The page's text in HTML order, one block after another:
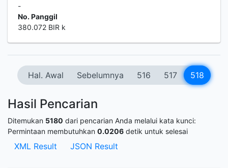
-
No. Panggil
380.072 BIR k
Hal. Awal Sebelumnya 516 517 518
Hasil Pencarian
Ditemukan 5180 dari pencarian Anda melalui kata kunci:
Permintaan membutuhkan 0.0206 detik untuk selesai
XML Result JSON Result